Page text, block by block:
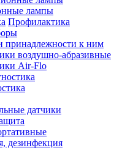
лампы
Профилактика
принадлежности к ним
воздушно-абразивные
Air-Flo
датчики